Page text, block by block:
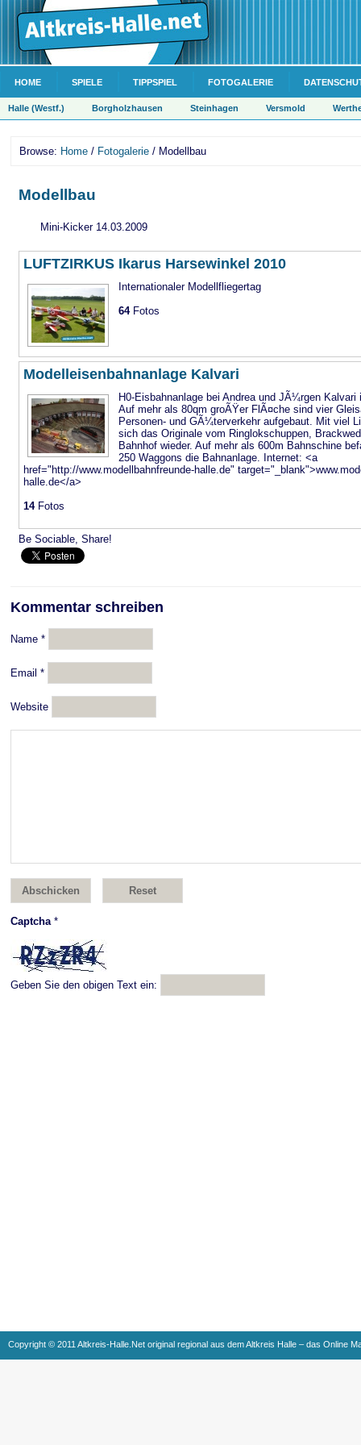
HOME SPIELE TIPPSPIEL FOTOGALERIE
Halle (Westf.) Borgholzhausen Steinhagen Versmold
Browse: Home / Fotogalerie / Modellbau
Modellbau
Mini-Kicker 14.03.2009
LUFTZIRKUS Ikarus Harsewinkel 2010
Internationaler Modellfliegertag
64Fotos
Modelleisenbahnanlage Kalvari
H0-Eisbahnanlage bei Andrea und JÃ¼rgen
Auf mehr als 80qm groÃŸer FlÃ¤che sind vier
Personen- und GÃ¼terverkehr aufgebaut. Mit viel
sich das Originale vom Ringlokschuppen,
Bahnhof wieder. Auf mehr als 600m Bahnschine
250 Waggons die Bahnanlage. Internet: <a
href="http://www.modellbahnfreunde-halle.de"
halle.de</a>
14Fotos
Be Sociable, Share!
Kommentar schreiben
Name *
Email *
Website
Captcha *
Geben Sie den obigen Text ein:
Copyright © 2011 Altkreis-Halle.Net original regional aus dem Altkreis Halle – das Online